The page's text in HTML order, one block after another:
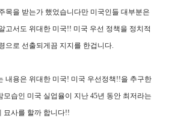
목을 받는가 했었습니다만 미국인들 대부분은
고서도 위대한 미국!! 미국 우선 정책을 정치적
으로 선출되게끔 지지를 한겁니다.
내용은 위대한 미국! 미국 우선정책!!을 추구한
습인 미국 실업율이 지난 45년 동안 최저라는
묘사를 할까 합니다!!